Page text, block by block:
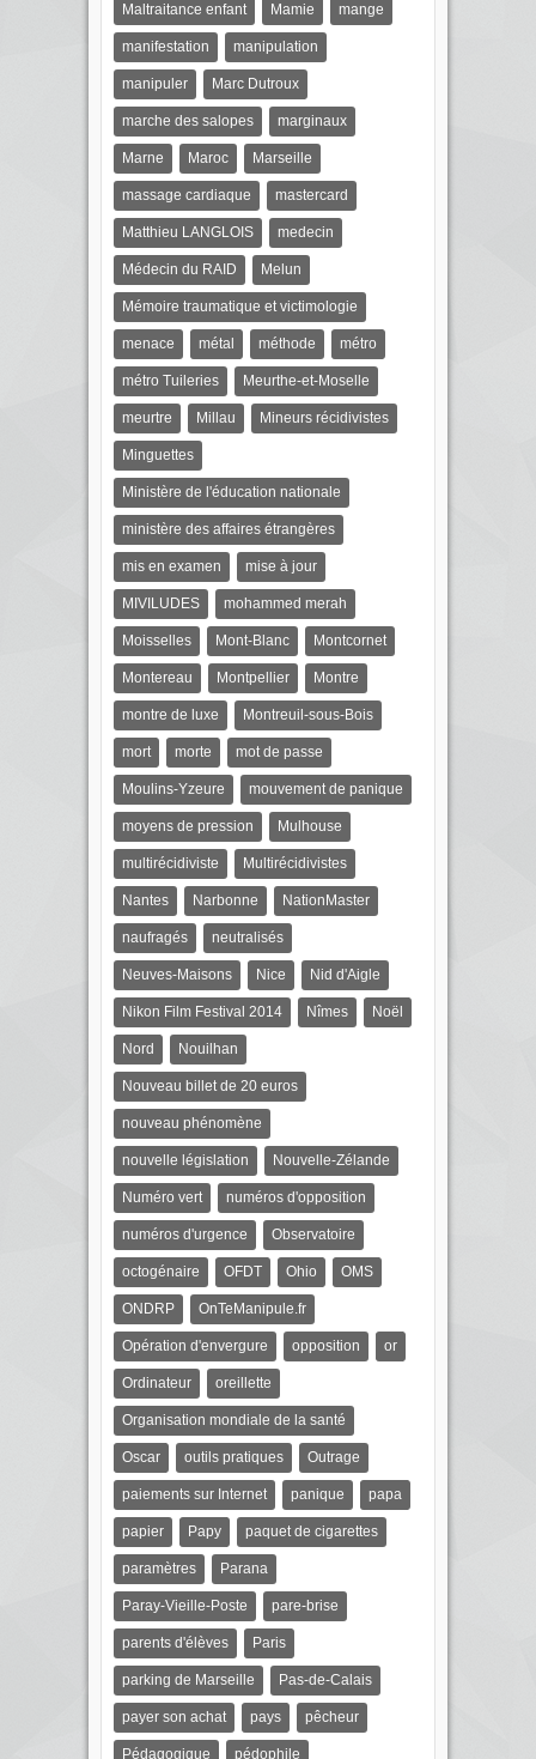
Maltraitance enfant Mamie mange
manifestation manipulation
manipuler Marc Dutroux
marche des salopes marginaux
Marne Maroc Marseille
massage cardiaque mastercard
Matthieu LANGLOIS medecin
Médecin du RAID Melun
Mémoire traumatique et victimologie
menace métal méthode métro
métro Tuileries Meurthe-et-Moselle
meurtre Millau Mineurs récidivistes
Minguettes
Ministère de l'éducation nationale
ministère des affaires étrangères
mis en examen mise à jour
MIVILUDES mohammed merah
Moisselles Mont-Blanc Montcornet
Montereau Montpellier Montre
montre de luxe Montreuil-sous-Bois
mort morte mot de passe
Moulins-Yzeure mouvement de panique
moyens de pression Mulhouse
multirécidiviste Multirécidivistes
Nantes Narbonne NationMaster
naufragés neutralisés
Neuves-Maisons Nice Nid d'Aigle
Nikon Film Festival 2014 Nîmes Noël
Nord Nouilhan
Nouveau billet de 20 euros
nouveau phénomène
nouvelle législation Nouvelle-Zélande
Numéro vert numéros d'opposition
numéros d'urgence Observatoire
octogénaire OFDT Ohio OMS
ONDRP OnTeManipule.fr
Opération d'envergure opposition or
Ordinateur oreillette
Organisation mondiale de la santé
Oscar outils pratiques Outrage
paiements sur Internet panique papa
papier Papy paquet de cigarettes
paramètres Parana
Paray-Vieille-Poste pare-brise
parents d'élèves Paris
parking de Marseille Pas-de-Calais
payer son achat pays pêcheur
Pédagogique pédophile